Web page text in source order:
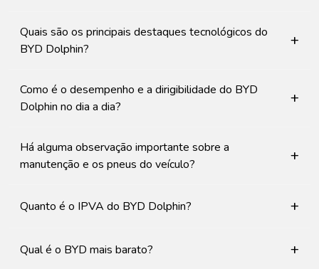
Quais são os principais destaques tecnológicos do
BYD Dolphin?
+
Como é o desempenho e a dirigibilidade do BYD
Dolphin no dia a dia?
+
Há alguma observação importante sobre a
manutenção e os pneus do veículo?
+
Quanto é o IPVA do BYD Dolphin? +
Qual é o BYD mais barato? +